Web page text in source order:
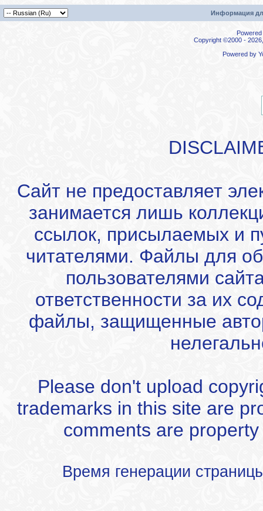
Информация
Copyright ©2000 -
Powered by
Сайт не предоставляет
занимается лишь
ссылок, присылаемых и
читателями. Файлы для
пользователями
ответственности за их
файлы, защищенные
Please don't upload
trademarks in this site are
comments are
Время генерации